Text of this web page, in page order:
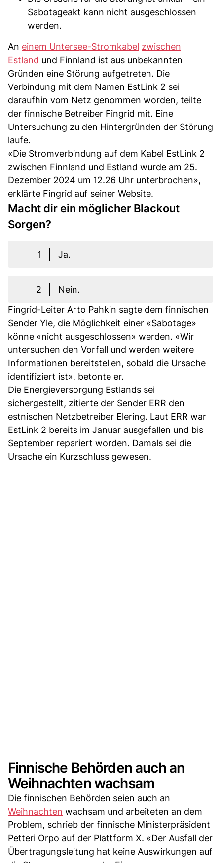
Sabotageakt kann nicht ausgeschlossen
werden.
An einem Untersee-Stromkabel zwischen
Estland und Finnland ist aus unbekannten
Gründen eine Störung aufgetreten. Die
Verbindung mit dem Namen EstLink 2 sei
daraufhin vom Netz genommen worden, teilte
der finnische Betreiber Fingrid mit. Eine
Untersuchung zu den Hintergründen der Störung
laufe.
«Die Stromverbindung auf dem Kabel EstLink 2
zwischen Finnland und Estland wurde am 25.
Dezember 2024 um 12.26 Uhr unterbrochen»,
erklärte Fingrid auf seiner Website.
Macht dir ein möglicher Blackout
Sorgen?
1 Ja.
2
Nein.
Fingrid-Leiter Arto Pahkin sagte dem finnischen
Sender Yle, die Möglichkeit einer «Sabotage»
könne «nicht ausgeschlossen» werden. «Wir
untersuchen den Vorfall und werden weitere
Informationen bereitstellen, sobald die Ursache
identifiziert ist», betonte er.
Die Energieversorgung Estlands sei
sichergestellt, zitierte der Sender ERR den
estnischen Netzbetreiber Elering. Laut ERR war
EstLink 2 bereits im Januar ausgefallen und bis
September repariert worden. Damals sei die
Ursache ein Kurzschluss gewesen.
Finnische Behörden auch an
Weihnachten wachsam
Die finnischen Behörden seien auch an
Weihnachten wachsam und arbeiteten an dem
Problem, schrieb der finnische Ministerpräsident
Petteri Orpo auf der Plattform X. «Der Ausfall der
Übertragungsleitung hat keine Auswirkungen auf